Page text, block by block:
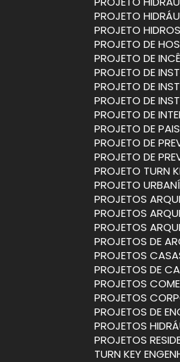
PROJETO
PROJETO
PROJETO DE
PROJETO DE
PROJETO DE
PROJETO DE
PROJETO DE
PROJETO DE
PROJETO DE
PROJETO DE
PROJETO DE
PROJETO TURN
PROJETO
PROJETOS
PROJETOS
PROJETOS
PROJETOS DE
PROJETOS
PROJETOS DE
PROJETOS
PROJETOS
PROJETOS DE
PROJETOS
PROJETOS
TURN KEY